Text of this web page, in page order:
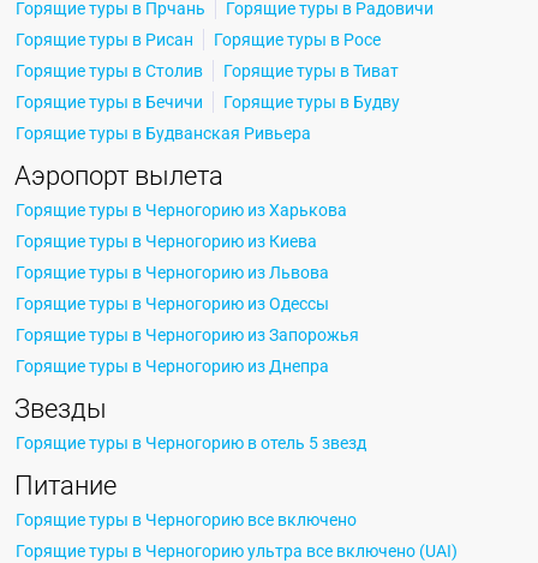
Горящие туры в Прчань
Горящие туры в Радовичи
Горящие туры в Рисан
Горящие туры в Росе
Горящие туры в Столив
Горящие туры в Тиват
Горящие туры в Бечичи
Горящие туры в Будву
Горящие туры в Будванская Ривьера
Аэропорт вылета
Горящие туры в Черногорию из Харькова
Горящие туры в Черногорию из Киева
Горящие туры в Черногорию из Львова
Горящие туры в Черногорию из Одессы
Горящие туры в Черногорию из Запорожья
Горящие туры в Черногорию из Днепра
Звезды
Горящие туры в Черногорию в отель 5 звезд
Питание
Горящие туры в Черногорию все включено
Горящие туры в Черногорию ультра все включено (UAI)